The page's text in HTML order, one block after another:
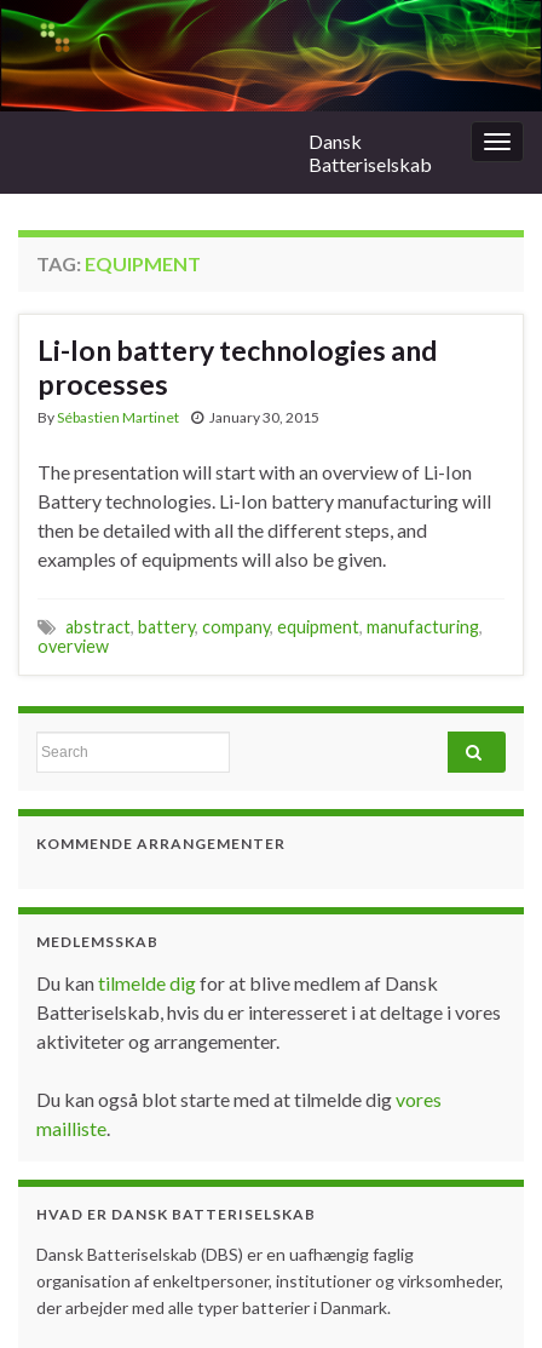
Dansk
Batteriselskab
TAG: EQUIPMENT
Li-Ion battery technologies and
processes
BySébastien Martinet January 30, 2015
The presentation will start with an overview of Li-Ion
Battery technologies. Li-Ion battery manufacturing will
then be detailed with all the different steps, and
examples of equipments will also be given.
abstract, battery, company, equipment, manufacturing,
overview
Search for:
KOMMENDE ARRANGEMENTER
MEDLEMSSKAB
Du kantilmelde digfor at blive medlem af Dansk
Batteriselskab, hvis du er interesseret i at deltage i vores
aktiviteter og arrangementer.
Du kan også blot starte med at tilmelde digvores
mailliste.
HVAD ER DANSK BATTERISELSKAB
Dansk Batteriselskab (DBS) er en uafhængig faglig
organisation af enkeltpersoner, institutioner og virksomheder,
der arbejder med alle typer batterier i Danmark.